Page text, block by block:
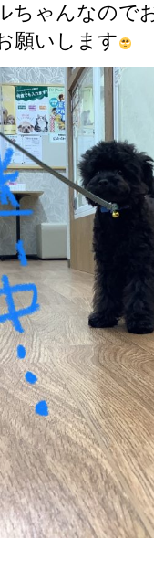
ちゃんなので
願いします